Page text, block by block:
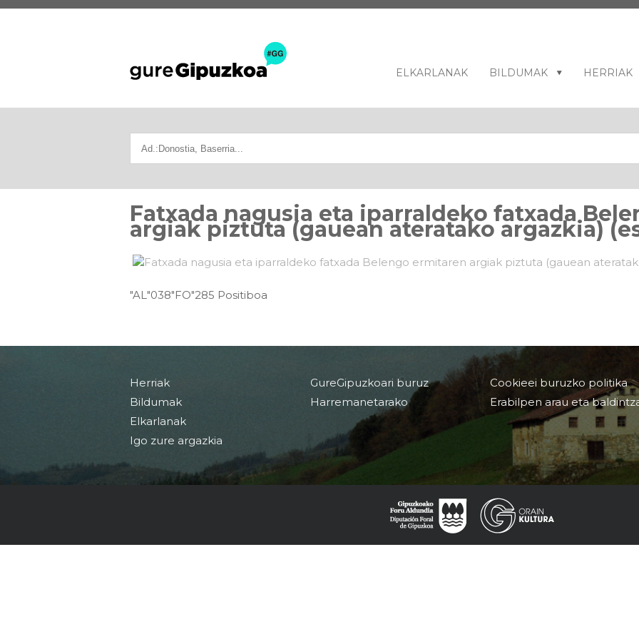
ELKARLANAK BILDUMAK HERRIAK
Fatxada nagusia eta iparraldeko fatxada
argiak piztuta (gauean ateratako argazkia)
"AL"038"FO"285 Positiboa
Herriak
Bildumak
Elkarlanak
Igo zure argazkia
GureGipuzkoari buruz
Harremanetarako
Cookieei buruzko politika
Erabilpen arau eta